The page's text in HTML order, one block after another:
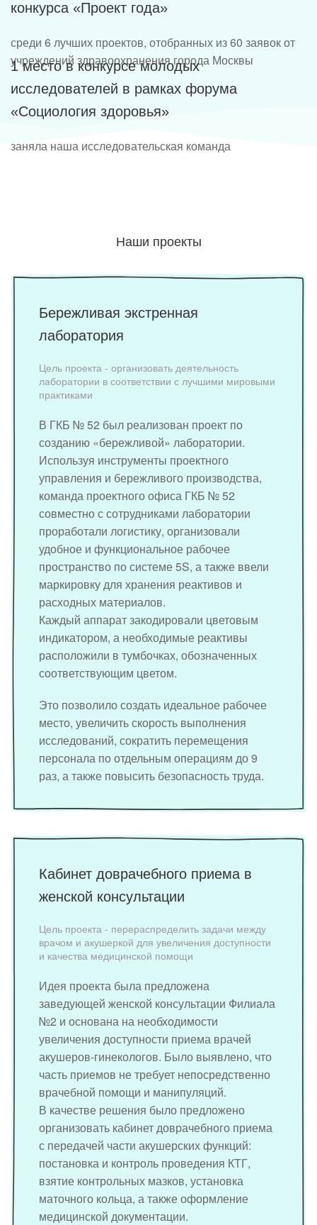
конкурса «Проект года»
среди 6 лучших проектов, отобранных из 60 заявок от
учреждений здравоохранения города Москвы
1 место в конкурсе молодых
исследователей в рамках форума
«Социология здоровья»
заняла наша исследовательская команда
Наши проекты
Бережливая экстренная
лаборатория
Цель проекта - организовать деятельность
лаборатории в соответствии с лучшими мировыми
практиками
В ГКБ № 52 был реализован проект по
созданию «бережливой» лаборатории.
Используя инструменты проектного
управления и бережливого производства,
команда проектного офиса ГКБ № 52
совместно с сотрудниками лаборатории
проработали логистику, организовали
удобное и функциональное рабочее
пространство по системе 5S, а также ввели
маркировку для хранения реактивов и
расходных материалов.
Каждый аппарат закодировали цветовым
индикатором, а необходимые реактивы
расположили в тумбочках, обозначенных
соответствующим цветом.
Это позволило создать идеальное рабочее
место, увеличить скорость выполнения
исследований, сократить перемещения
персонала по отдельным операциям до 9
раз, а также повысить безопасность труда.
Кабинет доврачебного приема в
женской консультации
Цель проекта - перераспределить задачи между
врачом и акушеркой для увеличения доступности
и качества медицинской помощи
Идея проекта была предложена
заведующей женской консультации Филиала
№2 и основана на необходимости
увеличения доступности приема врачей
акушеров-гинекологов. Было выявлено, что
часть приемов не требует непосредственно
врачебной помощи и манипуляций.
В качестве решения было предложено
организовать кабинет доврачебного приема
с передачей части акушерских функций:
постановка и контроль проведения КТГ,
взятие контрольных мазков, установка
маточного кольца, а также оформление
медицинской документации.